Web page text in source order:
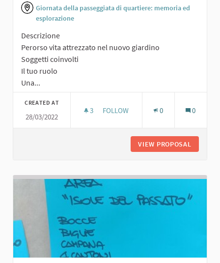
Giornata della passeggiata di quartiere: memoria ed
esplorazione
Descrizione
Perorso vita attrezzato nel nuovo giardino
Soggetti coinvolti
Il tuo ruolo
Una...
CREATED AT
28/03/2022
3 3 FOLLOWERS
FOLLOW 0 0
VIEW PROPOSAL